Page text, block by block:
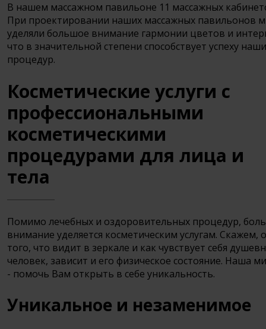
В нашем массажном павильоне 11 массажных
При проектировании наших массажных павильонов
уделяли большое внимание гармонии цветов и
что в значительной степени способствует успеху
процедур.
Косметические услуги с
профессиональными
косметическими
процедурами для лица и
тела
Помимо лечебных и оздоровительных процедур,
внимание уделяется косметическим услугам. Скажем,
того, что видит в зеркале и как чувствует себя
человек, зависит и его физическое состояние. Наша
- помочь Вам открыть в себе уникальность.
Уникальное и незаменимое